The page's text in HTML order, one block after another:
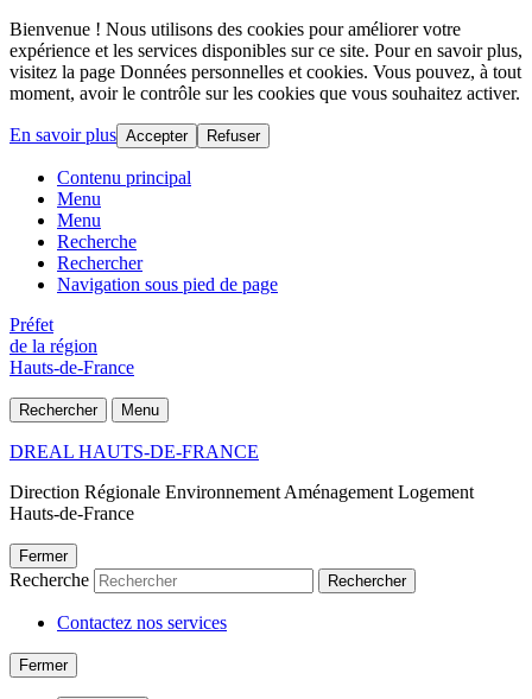
Bienvenue ! Nous utilisons des cookies pour améliorer votre
expérience et les services disponibles sur ce site. Pour en savoir plus,
visitez la page Données personnelles et cookies. Vous pouvez, à tout
moment, avoir le contrôle sur les cookies que vous souhaitez activer.
En savoir plus Accepter Refuser
Contenu principal
Menu
Menu
Recherche
Rechercher
Navigation sous pied de page
Préfet
de la région
Hauts-de-France
Rechercher Menu
DREAL HAUTS-DE-FRANCE
Direction Régionale Environnement Aménagement Logement
Hauts-de-France
Fermer
Recherche Rechercher
Contactez nos services
Fermer